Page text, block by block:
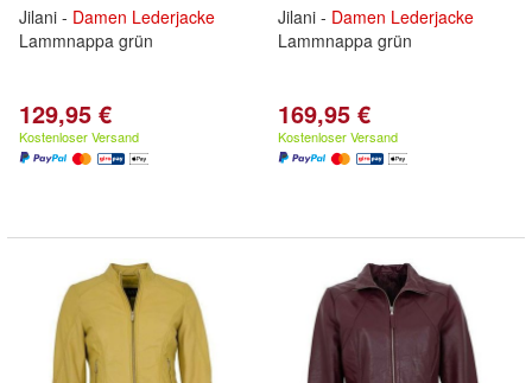
Jilani - Damen Lederjacke
Lammnappa grün
129,95 €
Kostenloser Versand
Jilani - Damen Lederjacke
Lammnappa grün
169,95 €
Kostenloser Versand